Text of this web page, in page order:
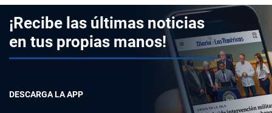
¡Recibe las últimas noticias
en tus propias manos!
DESCARGA LA APP